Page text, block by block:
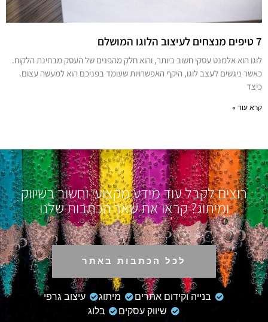
7 טיפים מנצחים לעיצוב הלוגו המושלם
לוגו הוא אלמנט עסקי חשוב ביותר, והוא חלק מהפנים של העסק מבחינת הלקוח.
כאשר ניגשים לעצב לוגו, היקף האפשרויות שעומד בפניכם הוא למעשה עצום.
כיצד
קרא עוד »
רוצים לקבל עוד מידע מקצועי וחשוב בשיווק
ומיתוג? קראו את שאר הכתבות שלנו
לכל הכתבות באתר
בנייה וקידום אתרים מיתוג
עיצוב גרפי
שיווק עסקים
בלוג